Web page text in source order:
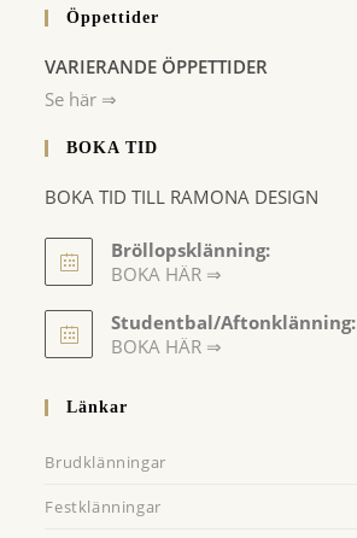
Öppettider
VARIERANDE ÖPPETTIDER
Se här ⇒
BOKA TID
BOKA TID TILL RAMONA DESIGN
Bröllopsklänning:
BOKA HÄR ⇒
in
a
tab
Studentbal/Aftonklänning:
BOKA HÄR ⇒
Länkar
Brudklänningar
Festklänningar